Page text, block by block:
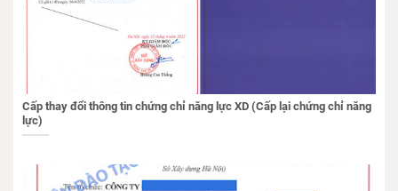
Cấp thay đổi thông tin chứng chỉ năng lực XD (Cấp lại chứng chỉ năng
lực)